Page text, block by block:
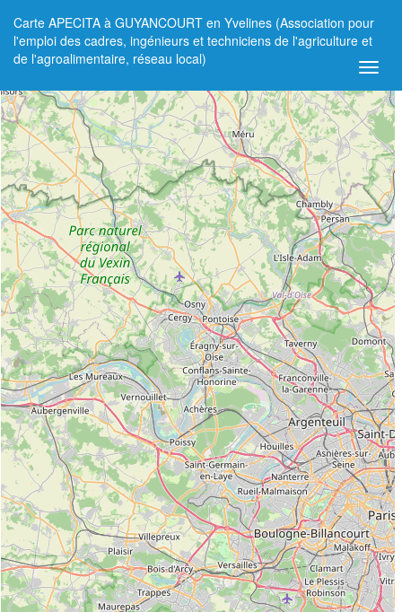
Carte APECITA à GUYANCOURT en Yvelines (Association pour
l'emploi des cadres, ingénieurs et techniciens de l'agriculture et
de l'agroalimentaire, réseau local)
+
−